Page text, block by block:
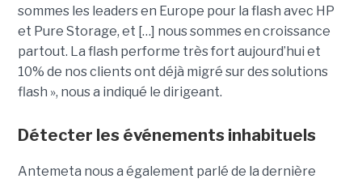
sommes les leaders en Europe pour la flash avec HP
et Pure Storage, et […] nous sommes en croissance
partout. La flash performe très fort aujourd’hui et
10% de nos clients ont déjà migré sur des solutions
flash », nous a indiqué le dirigeant.
Détecter les événements inhabituels
Antemeta nous a également parlé de la dernière